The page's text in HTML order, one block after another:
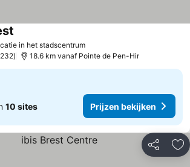
in het stadscentrum
18.6 km vanaf Pointe de Pen-Hir
10 sites Prijzen bekijken
Delen